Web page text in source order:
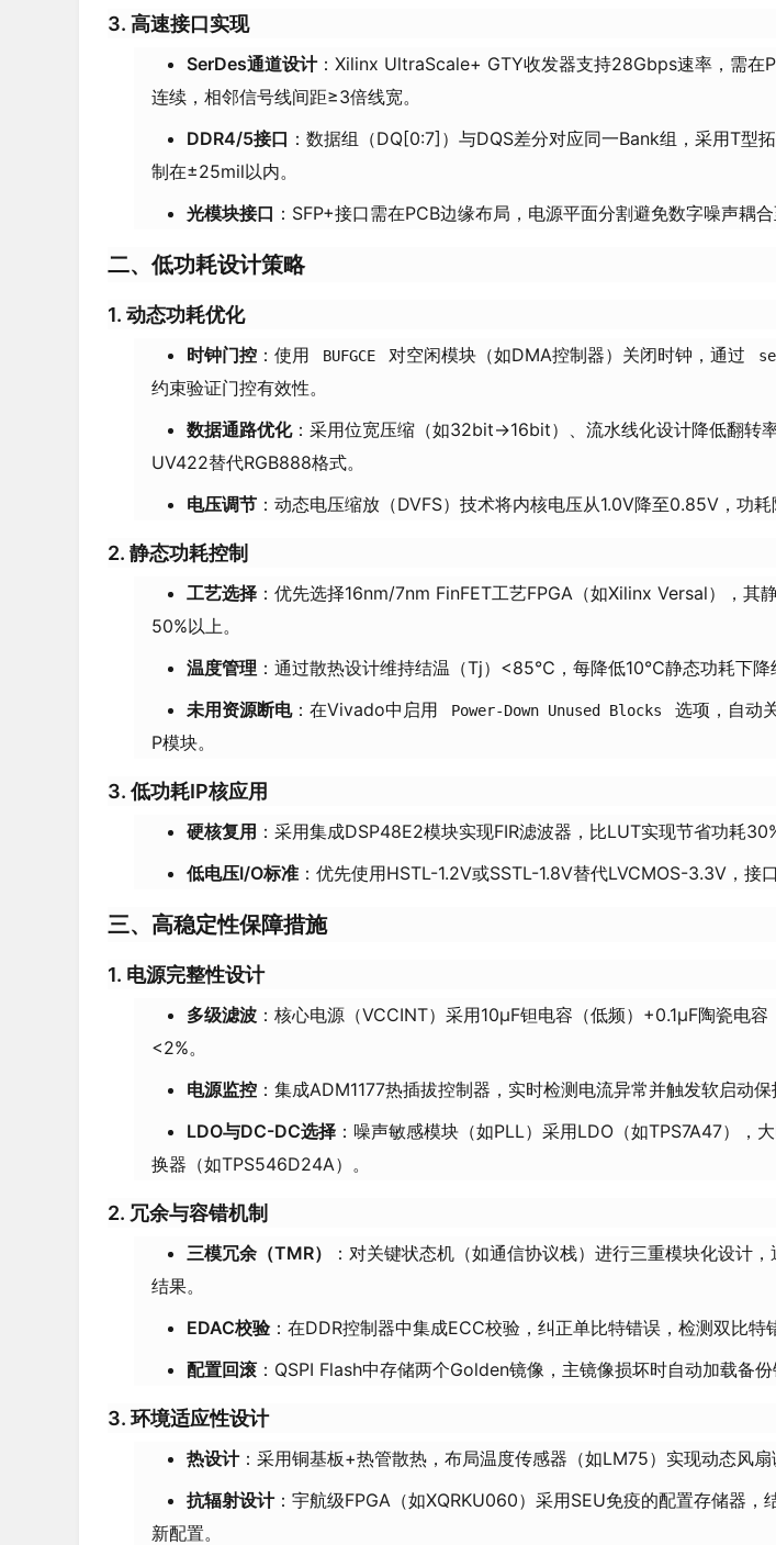
3. 高速接口实现
SerDes通道设计：Xilinx UltraScale+ GTY收发器支持28Gbps速率，需在
连续，相邻信号线间距≥3倍线宽。
DDR4/5接口 ：数据组（DQ[0:7]）与DQS差分对应同一Bank组，采用T型
制在±25mil以内。
光模块接口 ：SFP+接口需在PCB边缘布局，电源平面分割避免数字噪声耦合
二、低功耗设计策略
1. 动态功耗优化
时钟门控 ：使用 BUFGCE 对空闲模块（如DMA控制器）关闭时钟，通过
约束验证门控有效性。
数据通路优化：采用位宽压缩（如32bit→16bit）、流水线化设计降低翻转
UV422替代RGB888格式。
电压调节 ：动态电压缩放（DVFS）技术将内核电压从1.0V降至0.85V，功
2. 静态功耗控制
工艺选择 ：优先选择16nm/7nm FinFET工艺FPGA（如Xilinx Versal），其
50%以上。
温度管理 ：通过散热设计维持结温（Tj）<85℃，每降低10℃静态功耗下降
未用资源断电：在Vivado中启用 Power-Down Unused Blocks
选项，自动
P模块。
3. 低功耗IP核应用
硬核复用 ：采用集成DSP48E2模块实现FIR滤波器，比LUT实现节省功耗30%
低电压I/O标准 ：优先使用HSTL-1.2V或SSTL-1.8V替代LVCMOS-3.3V，接
三、高稳定性保障措施
1. 电源完整性设计
多级滤波 ：核心电源（VCCINT）采用10μF钽电容（低频）+0.1μF陶瓷电
<2%。
电源监控 ：集成ADM1177热插拔控制器，实时检测电流异常并触发软启动保
LDO与DC-DC选择 ：噪声敏感模块（如PLL）采用LDO（如TPS7A47），
换器（如TPS546D24A）。
2. 冗余与容错机制
三模冗余（TMR）
：对关键状态机（如通信协议栈）进行三重模块化设计
结果。
EDAC校验：在DDR控制器中集成ECC校验，纠正单比特错误，检测双比特
配置回滚 ：QSPI Flash中存储两个Golden镜像，主镜像损坏时自动加载备份
3. 环境适应性设计
热设计：采用铜基板+热管散热，布局温度传感器（如LM75）实现动态风扇
抗辐射设计：宇航级FPGA（如XQRKU060）采用SEU免疫的配置存储器
新配置。